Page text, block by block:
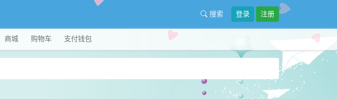
搜索 登录 注册
商城 购物车 支付钱包